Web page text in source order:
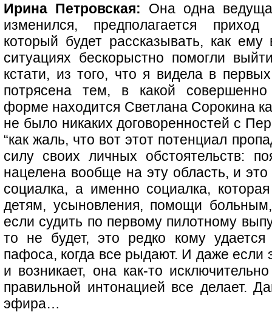
Ирина Петровская: Она одна
изменился, предполагается приход
который будет рассказывать, как
ситуациях бескорыстно помогли
кстати, из того, что я видела в
потрясена тем, в какой совершенно
форме находится Светлана Сорокина
не было никаких договоренностей с
“как жаль, что вот этот потенциал
силу своих личных обстоятельств:
нацелена вообще на эту область, и это
социалка, а именно социалка,
детям, усыновления, помощи
если судить по первому пилотному
то не будет, это редко кому
пафоса, когда все рыдают. И даже если
и возникает, она как-то
правильной интонацией все делает.
эфира…